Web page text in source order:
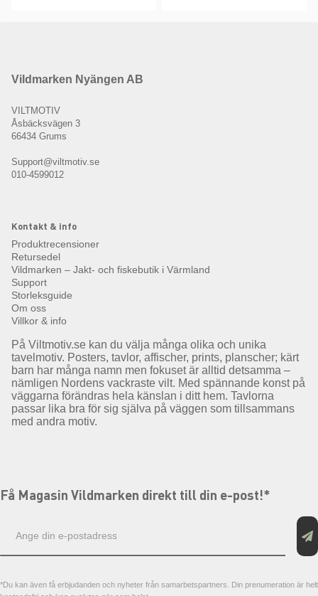
Vildmarken Nyängen AB
VILTMOTIV
Åsbäcksvägen 3
66434 Grums
Support@viltmotiv.se
010-4599012
Kontakt & info
Produktrecensioner
Retursedel
Vildmarken – Jakt- och fiskebutik i Värmland
Support
Storleksguide
Om oss
Villkor & info
På Viltmotiv.se kan du välja många olika och unika
tavelmotiv. Posters, tavlor, affischer, prints, planscher; kärt
barn har många namn men fokuset är alltid detsamma –
nämligen Nordens vackraste vilt. Med spännande konst på
väggarna förändras hela känslan i ditt hem. Tavlorna
passar lika bra för sig själva på väggen som tillsammans
med andra motiv.
Få Magasin Vildmarken direkt till din e-post!*
postadress
*Du kan även få erbjudanden och nyheter från samarbetspartners. Din prenumeration är helt